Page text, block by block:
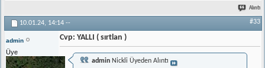
Alıntı
10.01.24, 14:14 -- #33
admin
Üye
Cvp: YALLI ( sırtlan )
adminNickli Üyeden Alıntı